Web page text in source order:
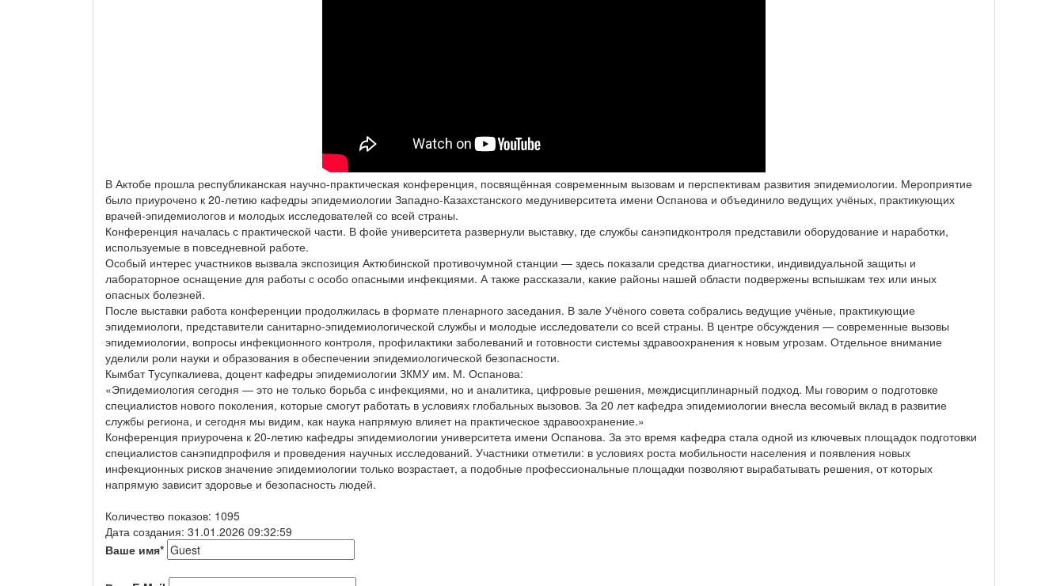
В Актобе прошла республиканская научно-практическая конференция, посвящённая современным вызовам и перспективам развития эпидемиологии. Мероприятие
было приурочено к 20-летию кафедры эпидемиологии Западно-Казахстанского медуниверситета имени Оспанова и объединило ведущих учёных, практикующих
врачей-эпидемиологов и молодых исследователей со всей страны.
Конференция началась с практической части. В фойе университета развернули выставку, где службы санэпидконтроля представили оборудование и наработки,
используемые в повседневной работе.
Особый интерес участников вызвала экспозиция Актюбинской противочумной станции — здесь показали средства диагностики, индивидуальной защиты и
лабораторное оснащение для работы с особо опасными инфекциями. А также рассказали, какие районы нашей области подвержены вспышкам тех или иных
опасных болезней.
После выставки работа конференции продолжилась в формате пленарного заседания. В зале Учёного совета собрались ведущие учёные, практикующие
эпидемиологи, представители санитарно-эпидемиологической службы и молодые исследователи со всей страны. В центре обсуждения — современные вызовы
эпидемиологии, вопросы инфекционного контроля, профилактики заболеваний и готовности системы здравоохранения к новым угрозам. Отдельное внимание
уделили роли науки и образования в обеспечении эпидемиологической безопасности.
Кымбат Тусупкалиева, доцент кафедры эпидемиологии ЗКМУ им. М. Оспанова:
«Эпидемиология сегодня — это не только борьба с инфекциями, но и аналитика, цифровые решения, междисциплинарный подход. Мы говорим о подготовке
специалистов нового поколения, которые смогут работать в условиях глобальных вызовов. За 20 лет кафедра эпидемиологии внесла весомый вклад в развитие
службы региона, и сегодня мы видим, как наука напрямую влияет на практическое здравоохранение.»
Конференция приурочена к 20-летию кафедры эпидемиологии университета имени Оспанова. За это время кафедра стала одной из ключевых площадок подготовки
специалистов санэпидпрофиля и проведения научных исследований. Участники отметили: в условиях роста мобильности населения и появления новых
инфекционных рисков значение эпидемиологии только возрастает, а подобные профессиональные площадки позволяют вырабатывать решения, от которых
напрямую зависит здоровье и безопасность людей.
Количество показов: 1095
Дата создания: 31.01.2026 09:32:59
Ваше имя*